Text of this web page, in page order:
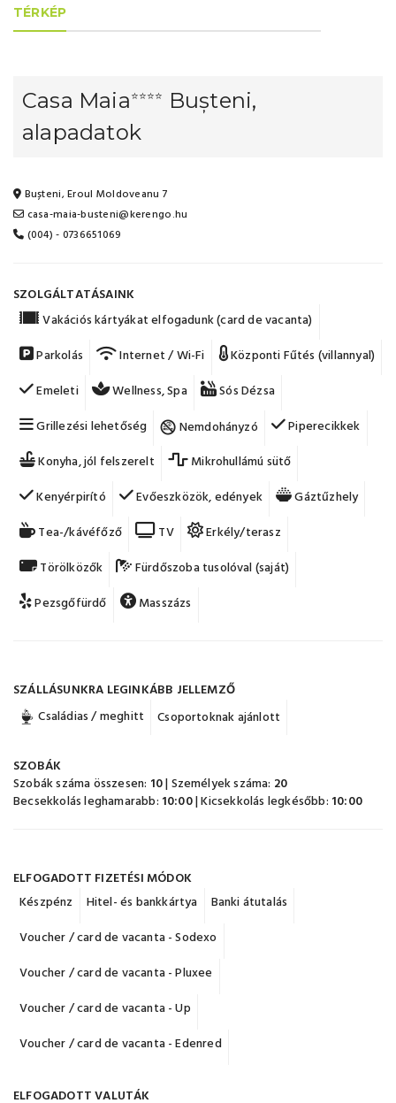
TÉRKÉP
Casa Maia ⭐⭐⭐⭐
Bușteni,
alapadatok
Bușteni, Eroul Moldoveanu 7
casa-maia-busteni@kerengo.hu
(004) - 0736651069
SZOLGÁLTATÁSAINK
Vakációs kártyákat elfogadunk (card de vacanta)
Parkolás
Internet / Wi-Fi
Központi Fűtés (villannyal)
Emeleti
Wellness, Spa
Sós Dézsa
Grillezési lehetőség
Nemdohányzó
Piperecikkek
Konyha, jól felszerelt
Mikrohullámú sütő
Kenyérpirító
Evőeszközök, edények
Gáztűzhely
Tea-/kávéfőző
TV
Erkély/terasz
Törölközők
Fürdőszoba tusolóval (saját)
Pezsgőfürdő
Masszázs
SZÁLLÁSUNKRA LEGINKÁBB JELLEMZŐ
Családias / meghitt
Csoportoknak ajánlott
SZOBÁK
Szobák száma összesen: 10| Személyek száma: 20
Becsekkolás leghamarabb: 10:00| Kicsekkolás legkésőbb: 10:00
ELFOGADOTT FIZETÉSI MÓDOK
Készpénz
Hitel- és bankkártya
Banki átutalás
Voucher / card de vacanta - Sodexo
Voucher / card de vacanta - Pluxee
Voucher / card de vacanta - Up
Voucher / card de vacanta - Edenred
ELFOGADOTT VALUTÁK